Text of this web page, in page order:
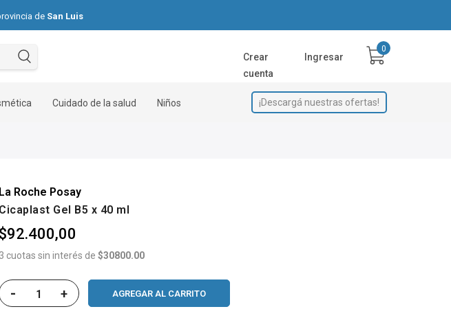
de San Luis
sin interés.
Crear
cuenta
Ingresar
Cuidado de la salud Niños ¡Descargá nuestras ofertas!
La Roche Posay
Cicaplast Gel B5 x 40 ml
$92.400,00
3 cuotas sin interés de $30800.00
- + AGREGAR AL CARRITO